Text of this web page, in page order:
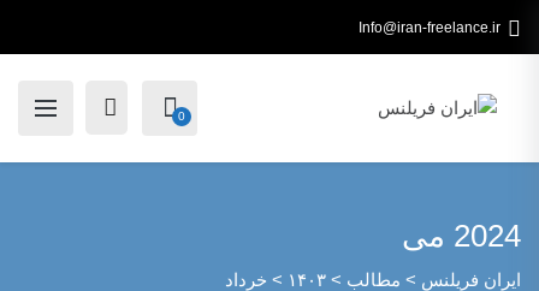
Info@iran-freelance.ir
0
2024 می
ایران فریلنس > مطالب > ۱۴۰۳ > خرداد